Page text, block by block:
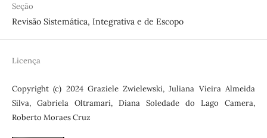
Seção
Revisão Sistemática, Integrativa e de Escopo
Licença
Copyright (c) 2024 Graziele Zwielewski, Juliana Vieira Almeida
Silva, Gabriela Oltramari, Diana Soledade do Lago Camera,
Roberto Moraes Cruz